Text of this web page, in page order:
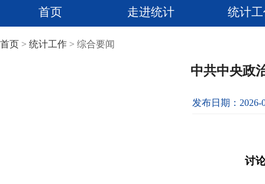
首页 走进统计 统计
首页 > 统计工作 > 综合要闻
中共中央政
发布日期：2026-
讨